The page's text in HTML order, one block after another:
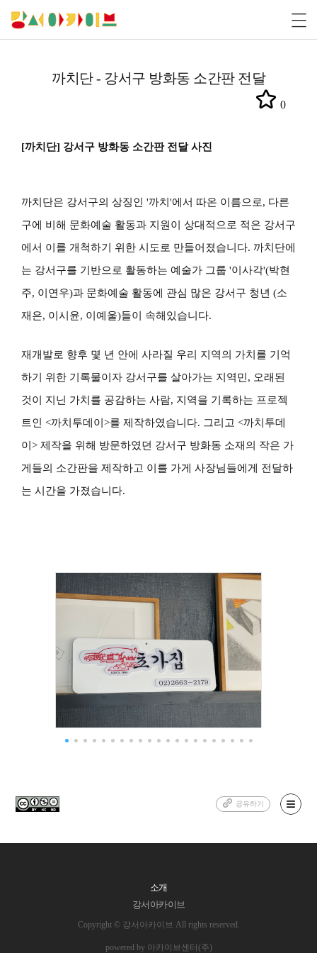
까치단 - 강서구 방화동 소간판 전달
0
​[까치단] 강서구 방화동 소간판 전달 사진
까치단은 강서구의 상징인 '까치'에서 따온 이름으로, 다른
구에 비해 문화예술 활동과 지원이 상대적으로 적은 강서구
에서 이를 개척하기 위한 시도로 만들어졌습니다. 까치단에
는 강서구를 기반으로 활동하는 예술가 그룹 '이사각'(박현
주, 이연우)과 문화예술 활동에 관심 많은 강서구 청년 (소
재은, 이시윤, 이예울)들이 속해있습니다.
재개발로 향후 몇 년 안에 사라질 우리 지역의 가치를 기억
하기 위한 기록물이자 강서구를 살아가는 지역민, 오래된
것이 지닌 가치를 공감하는 사람, 지역을 기록하는 프로젝
트인 <까치투데이>를 제작하였습니다. 그리고 <까치투데
이> 제작을 위해 방문하였던 강서구 방화동 소재의 작은 가
게들의 소간판을 제작하고 이를 가게 사장님들에게 전달하
는 시간을 가졌습니다.
공유하기
소개
강서아카이브
Copyright © 강서아카이브 All rights reserved.
powered by 아카이브센터(주)